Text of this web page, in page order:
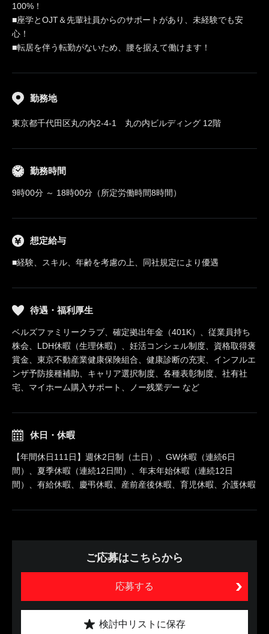
100%！
■座学とOJT＆先輩社員からのサポートがあり、未経験でも安
心！
■転居を伴う転勤がないため、腰を据えて働けます！
勤務地
東京都千代田区丸の内2-4-1 丸の内ビルディング 12階
勤務時間
9時00分 ～ 18時00分（所定労働時間8時間）
想定給与
■経験、スキル、年齢を考慮の上、同社規定により優遇
待遇・福利厚生
ベルズファミリークラブ、確定拠出年金（401K）、従業員持ち
株会、LDH休暇（生理休暇）、妊活コンシェル制度、資格取得褒
賞金、東京不動産業健康保険組合、健康診断の充実、インフルエ
ンザ予防接種補助、キャリア選択制度、各種表彰制度、社有社
宅、マイホーム購入サポート、ノー残業デー など
休日・休暇
【年間休日111日】週休2日制（土日）、GW休暇（連続6日
間）、夏季休暇（連続12日間）、年末年始休暇（連続12日
間）、有給休暇、慶弔休暇、産前産後休暇、育児休暇、介護休暇
ご応募はこちらから
応募する
検討中リストに保存